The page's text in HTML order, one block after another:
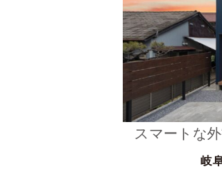
スマートな
岐